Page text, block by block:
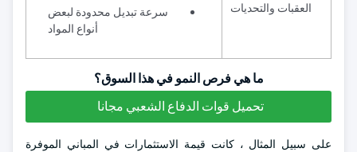
العقبات والتحديات
سرعة تبديل محدودة لبعض
أنواع المواد
ما هي فرص النمو في هذا السوق؟
تحميل قوات الدفاع الشعبي مجانا
على سبيل المثال ، كانت قيمة الاستثمارات في المباني الموفرة